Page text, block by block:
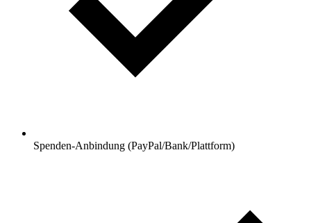
Spenden-Anbindung (PayPal/Bank/Plattform)